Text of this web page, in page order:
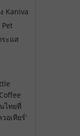
Kaniva
ะแส
ไทยที่
อเทียร์’